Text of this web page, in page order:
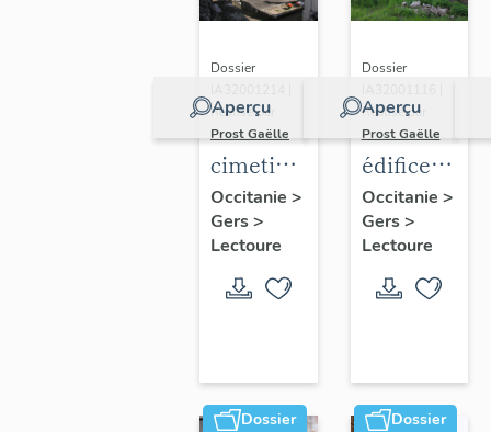
Aperçu
Dossier
Réalisé par
Prost Gaëlle
cimetière
Saint-
Gervais
Occitanie >
Gers>
Lectoure
Aperçu
Dossier
Réalisé par
Prost Gaëlle
édifice à
fonction
non
identifiée
Occitanie >
Gers>
Lectoure
Dossier Dossier